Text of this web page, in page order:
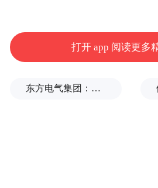
打开 app 阅读更多
东方电气集团：坚决拥护党中央决定